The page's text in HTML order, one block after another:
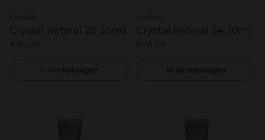
Crystal Retinal 20 30ml
€115,00
In Winkelwagen
Crystal Retinal 24 30ml
€121,00
In Winkelwagen